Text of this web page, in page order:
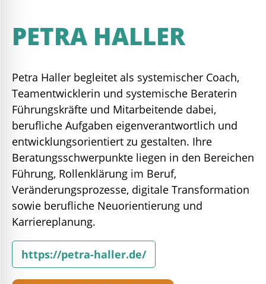
PETRA HALLER
Petra Haller begleitet als systemischer Coach,
Teamentwicklerin und systemische Beraterin
Führungskräfte und Mitarbeitende dabei,
berufliche Aufgaben eigenverantwortlich und
entwicklungsorientiert zu gestalten. Ihre
Beratungsschwerpunkte liegen in den Bereichen
Führung, Rollenklärung im Beruf,
Veränderungsprozesse, digitale Transformation
sowie berufliche Neuorientierung und
Karriereplanung.
https://petra-haller.de/